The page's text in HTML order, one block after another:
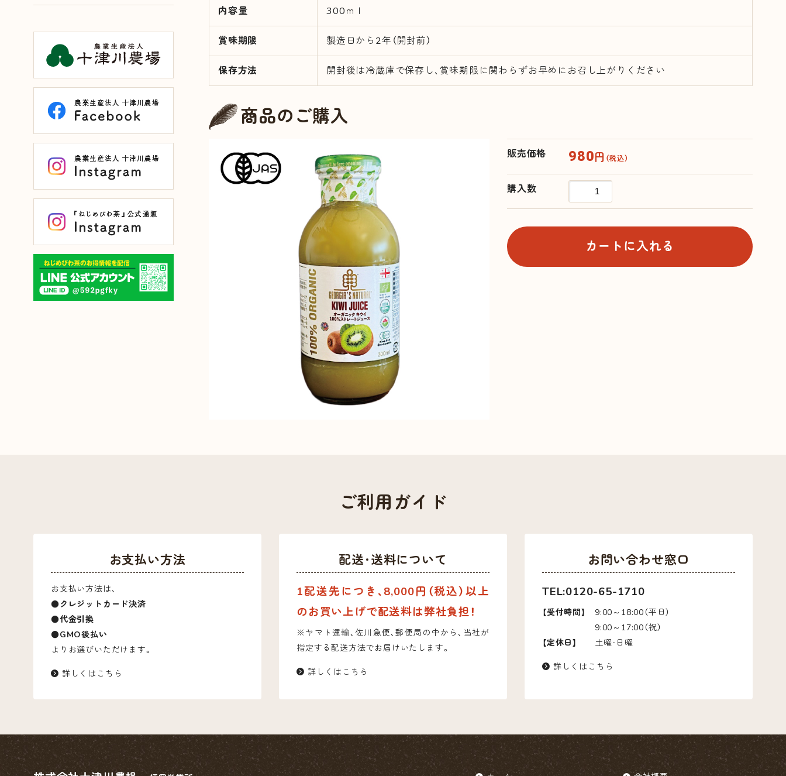
内容量 300ｍｌ
賞味期限 製造日から2年（開封前）
保存方法 開封後は冷蔵庫で保存し、賞味期限に関わらずお早めにお召し上がりください
商品のご購入
販売価格 980円 （税込）
購入数
カートに入れる
ご利用ガイド
お支払い方法
お支払い方法は、
●クレジットカード決済
●代金引換
●GMO後払い
よりお選びいただけます。
詳しくはこちら
配送・送料について
1配送先につき、8,000円（税込）以上
のお買い上げで配送料は弊社負担！
※ヤマト運輸、佐川急便、郵便局の中から、当社が
指定する配送方法でお届けいたします。
詳しくはこちら
お問い合わせ窓口
TEL:0120-65-1710
【受付時間】
9:00～18:00（平日）
9:00～17:00（祝）
【定休日】
土曜・日曜
詳しくはこちら